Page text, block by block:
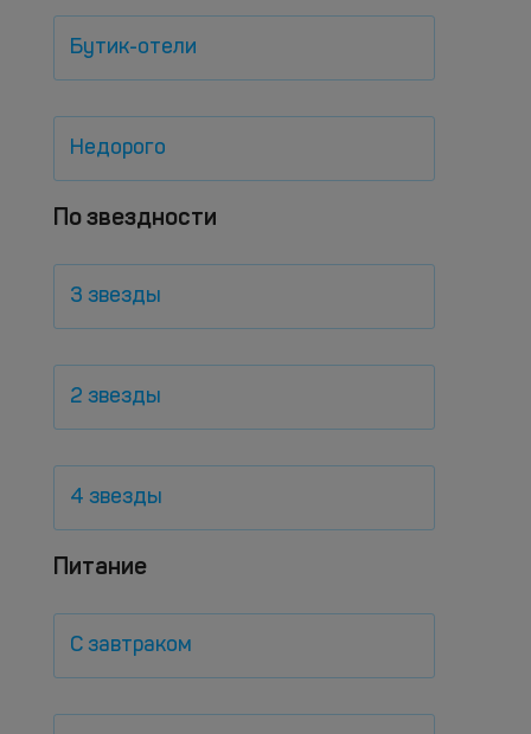
Бутик-отели
Недорого
По звездности
3 звезды
2 звезды
4 звезды
Питание
С завтраком